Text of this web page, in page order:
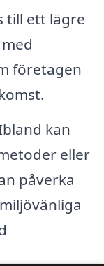
till ett lägre
företagen
kan
eller
påverka